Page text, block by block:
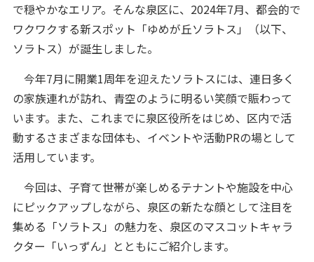
で穏やかなエリア。そんな泉区に、2024年7月、都会的で
ワクワクする新スポット「ゆめが丘ソラトス」（以下、
ソラトス）が誕生しました。
今年7月に開業1周年を迎えたソラトスには、連日多く
の家族連れが訪れ、青空のように明るい笑顔で賑わって
います。また、これまでに泉区役所をはじめ、区内で活
動するさまざまな団体も、イベントや活動PRの場として
活用しています。
今回は、子育て世帯が楽しめるテナントや施設を中心
にピックアップしながら、泉区の新たな顔として注目を
集める「ソラトス」の魅力を、泉区のマスコットキャラ
クター「いっずん」とともにご紹介します。